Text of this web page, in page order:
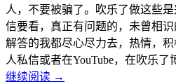
人，不要被骗了。吹乐了做这些
信要看，真正有问题的，未曾相
解答的我都尽心尽力去，热情，
人私信或者在YouTube，在吹乐了
继续阅读 →